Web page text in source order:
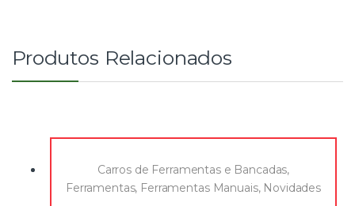
Produtos Relacionados
Carros de Ferramentas e Bancadas,
Ferramentas, Ferramentas Manuais, Novidades